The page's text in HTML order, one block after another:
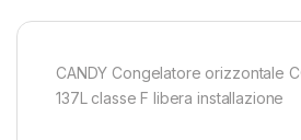
CANDY Congelatore orizzontale
137L classe F libera installazione